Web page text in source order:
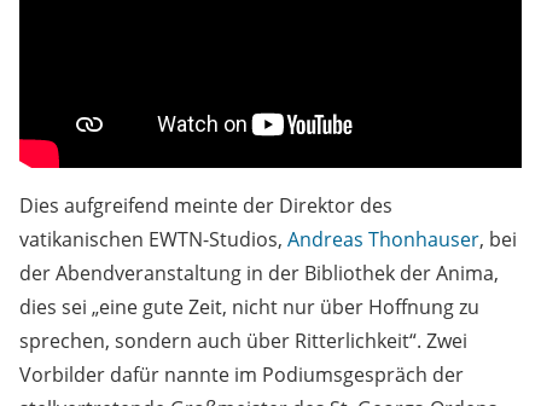
Dies aufgreifend meinte der Direktor des
vatikanischen EWTN-Studios, Andreas Thonhauser, bei
der Abendveranstaltung in der Bibliothek der Anima,
dies sei „eine gute Zeit, nicht nur über Hoffnung zu
sprechen, sondern auch über Ritterlichkeit“. Zwei
Vorbilder dafür nannte im Podiumsgespräch der